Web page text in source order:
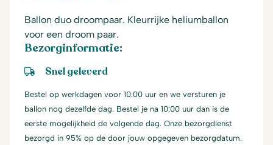
Ballon duo droompaar. Kleurrijke heliumballon
voor een droom paar.
Bezorginformatie:
Snel geleverd
Bestel op werkdagen voor 10:00 uur en we versturen je
ballon nog dezelfde dag. Bestel je na 10:00 uur dan is de
eerste mogelijkheid de volgende dag. Onze bezorgdienst
bezorgd in 95% op de door jouw opgegeven bezorgdatum.